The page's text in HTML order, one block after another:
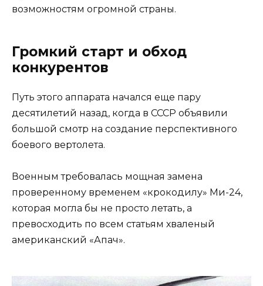
возможностям огромной страны.
Громкий старт и обход
конкурентов
Путь этого аппарата начался еще пару
десятилетий назад, когда в СССР объявили
большой смотр на создание перспективного
боевого вертолета.
Военным требовалась мощная замена
проверенному временем «крокодилу» Ми-24,
которая могла бы не просто летать, а
превосходить по всем статьям хваленый
американский «Апач».